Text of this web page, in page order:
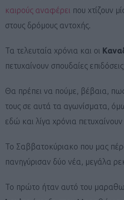
καιρούς αναφέρει που χτίζουν
στους δρόμους αντοχής.
Τα τελευταία χρόνια και οι
πετυχαίνουν σπουδαίες
Θα πρέπει να πούμε, βέβαια,
τους σε αυτά τα αγωνίσματα,
εδώ και λίγα χρόνια
Το Σαββατοκύριακο που μας
πανηγύρισαν δύο νέα, μεγάλα
Το πρώτο ήταν αυτό του